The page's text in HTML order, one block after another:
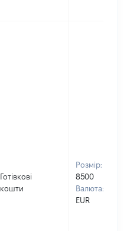
Готівкові
кошти
Розмір:
8500
Валюта:
EUR